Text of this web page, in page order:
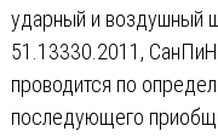
ударный и воздушный
51.13330.2011, СанПиН
проводится по
последующего